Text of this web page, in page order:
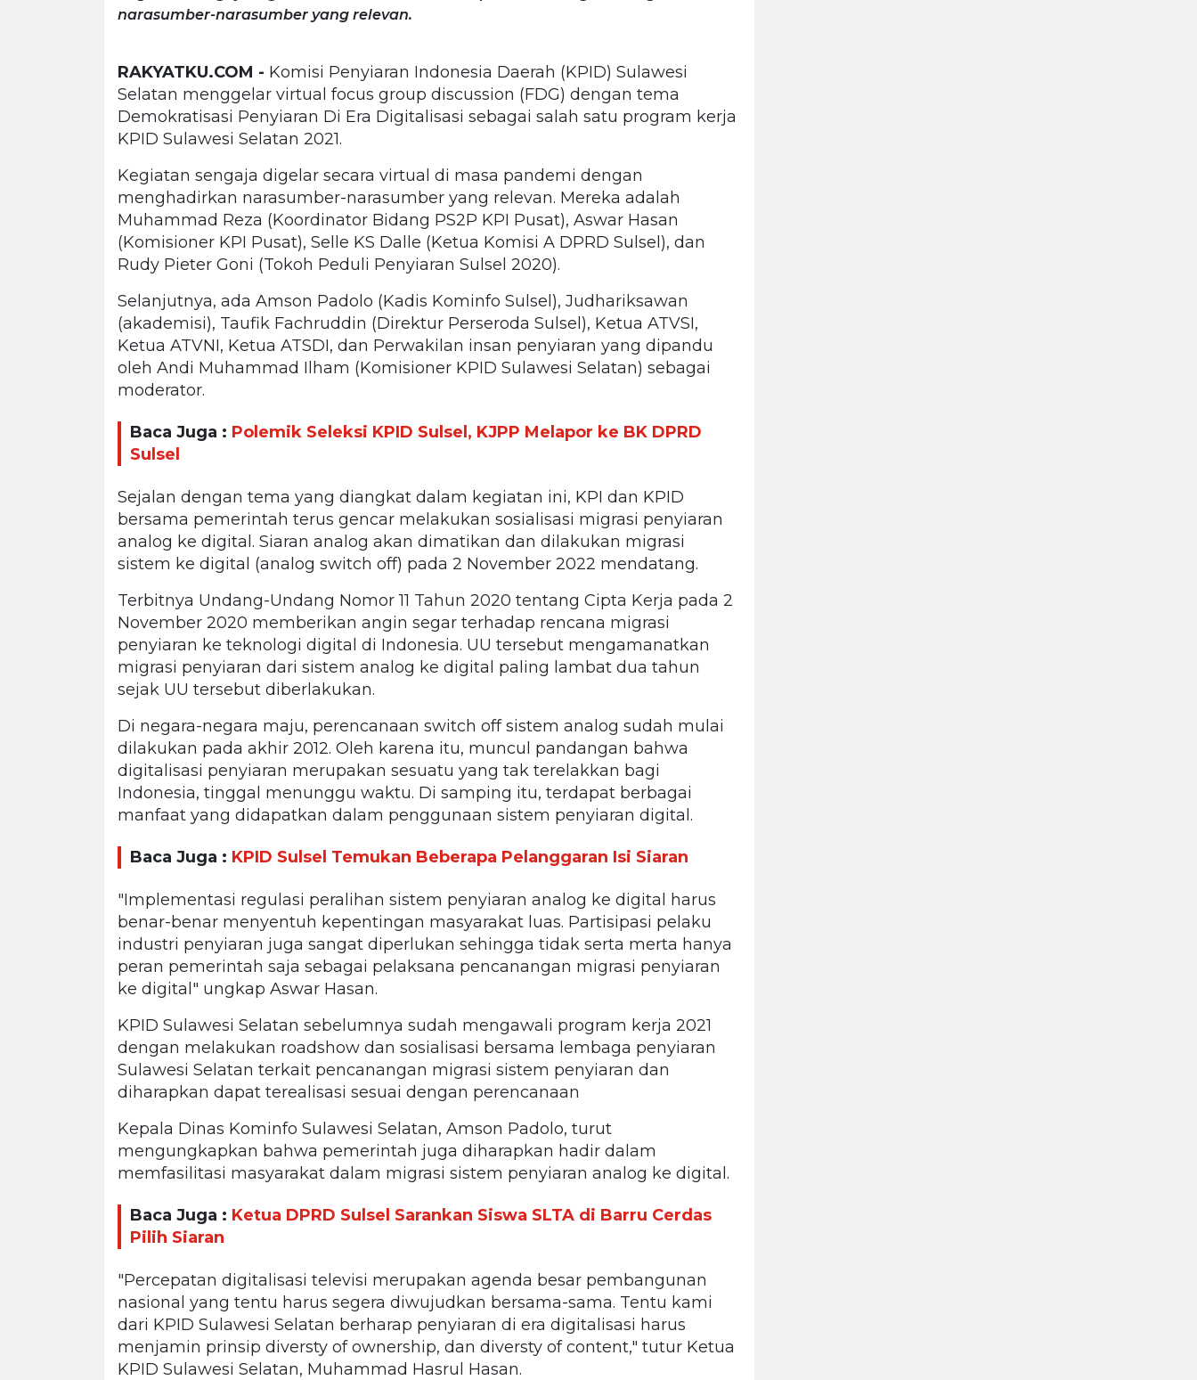
narasumber-narasumber yang relevan.
RAKYATKU.COM - Komisi Penyiaran Indonesia Daerah (KPID) Sulawesi
Selatan menggelar virtual focus group discussion (FDG) dengan tema
Demokratisasi Penyiaran Di Era Digitalisasi sebagai salah satu program kerja
KPID Sulawesi Selatan 2021.
Kegiatan sengaja digelar secara virtual di masa pandemi dengan
menghadirkan narasumber-narasumber yang relevan. Mereka adalah
Muhammad Reza (Koordinator Bidang PS2P KPI Pusat), Aswar Hasan
(Komisioner KPI Pusat), Selle KS Dalle (Ketua Komisi A DPRD Sulsel), dan
Rudy Pieter Goni (Tokoh Peduli Penyiaran Sulsel 2020).
Selanjutnya, ada Amson Padolo (Kadis Kominfo Sulsel), Judhariksawan
(akademisi), Taufik Fachruddin (Direktur Perseroda Sulsel), Ketua ATVSI,
Ketua ATVNI, Ketua ATSDI, dan Perwakilan insan penyiaran yang dipandu
oleh Andi Muhammad Ilham (Komisioner KPID Sulawesi Selatan) sebagai
moderator.
Baca Juga : Polemik Seleksi KPID Sulsel, KJPP Melapor ke BK DPRD
Sulsel
Sejalan dengan tema yang diangkat dalam kegiatan ini, KPI dan KPID
bersama pemerintah terus gencar melakukan sosialisasi migrasi penyiaran
analog ke digital. Siaran analog akan dimatikan dan dilakukan migrasi
sistem ke digital (analog switch off) pada 2 November 2022 mendatang.
Terbitnya Undang-Undang Nomor 11 Tahun 2020 tentang Cipta Kerja pada 2
November 2020 memberikan angin segar terhadap rencana migrasi
penyiaran ke teknologi digital di Indonesia. UU tersebut mengamanatkan
migrasi penyiaran dari sistem analog ke digital paling lambat dua tahun
sejak UU tersebut diberlakukan.
Di negara-negara maju, perencanaan switch off sistem analog sudah mulai
dilakukan pada akhir 2012. Oleh karena itu, muncul pandangan bahwa
digitalisasi penyiaran merupakan sesuatu yang tak terelakkan bagi
Indonesia, tinggal menunggu waktu. Di samping itu, terdapat berbagai
manfaat yang didapatkan dalam penggunaan sistem penyiaran digital.
Baca Juga : KPID Sulsel Temukan Beberapa Pelanggaran Isi Siaran
"Implementasi regulasi peralihan sistem penyiaran analog ke digital harus
benar-benar menyentuh kepentingan masyarakat luas. Partisipasi pelaku
industri penyiaran juga sangat diperlukan sehingga tidak serta merta hanya
peran pemerintah saja sebagai pelaksana pencanangan migrasi penyiaran
ke digital" ungkap Aswar Hasan.
KPID Sulawesi Selatan sebelumnya sudah mengawali program kerja 2021
dengan melakukan roadshow dan sosialisasi bersama lembaga penyiaran
Sulawesi Selatan terkait pencanangan migrasi sistem penyiaran dan
diharapkan dapat terealisasi sesuai dengan perencanaan
Kepala Dinas Kominfo Sulawesi Selatan, Amson Padolo, turut
mengungkapkan bahwa pemerintah juga diharapkan hadir dalam
memfasilitasi masyarakat dalam migrasi sistem penyiaran analog ke digital.
Baca Juga : Ketua DPRD Sulsel Sarankan Siswa SLTA di Barru Cerdas
Pilih Siaran
"Percepatan digitalisasi televisi merupakan agenda besar pembangunan
nasional yang tentu harus segera diwujudkan bersama-sama. Tentu kami
dari KPID Sulawesi Selatan berharap penyiaran di era digitalisasi harus
menjamin prinsip diversty of ownership, dan diversty of content," tutur Ketua
KPID Sulawesi Selatan, Muhammad Hasrul Hasan.